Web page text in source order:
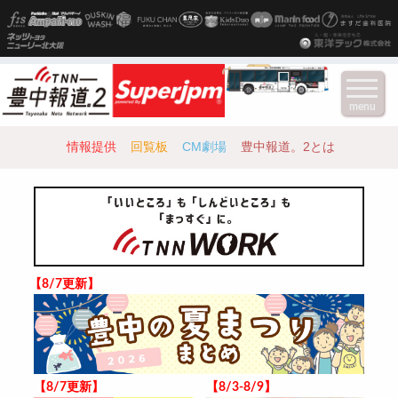
情報提供 回覧板 CM劇場 豊中報道。2とは
【8/7更新】
【8/7更新】 【8/3-8/9】
menu